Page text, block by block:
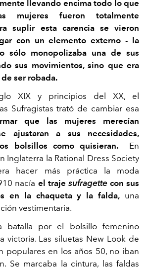
llevando encima todo lo que
mujeres fueron totalmente
suplir esta carencia se vieron
con un elemento externo - la
sólo monopolizaba una de sus
sus movimientos, sino que era
ser robada.
XIX y principios del XX, el
Sufragistas trató de cambiar esa
que las mujeres merecían
ajustaran a sus necesidades,
bolsillos como quisieran.
En
Inglaterra la Rational Dress Society
hacer más práctica la moda
nacía el traje sufragette con sus
en la chaqueta y la falda, una
vestimentaria.
batalla por el bolsillo femenino
victoria. Las siluetas New Look de
populares en los años 50, no iban
Se marcaba la cintura, las faldas